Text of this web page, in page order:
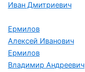
Иван Дмитриевич
Ермилов
Алексей Иванович
Ермилов
Владимир Андреевич